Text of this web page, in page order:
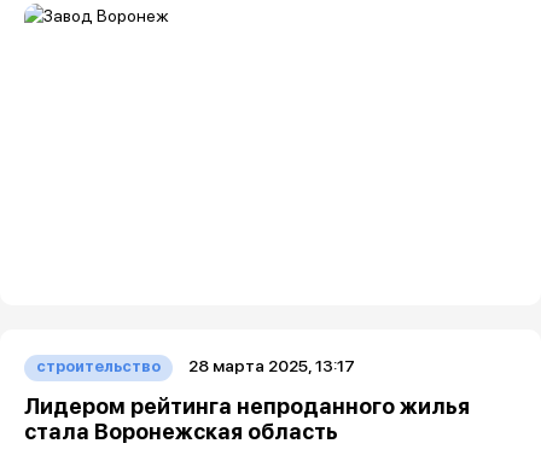
строительство 28 марта 2025, 13:17
Лидером рейтинга непроданного жилья
стала Воронежская область